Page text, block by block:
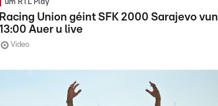
um RTL Play
Racing Union géint SFK 2000 Sarajevo vun
Auer u live
Video